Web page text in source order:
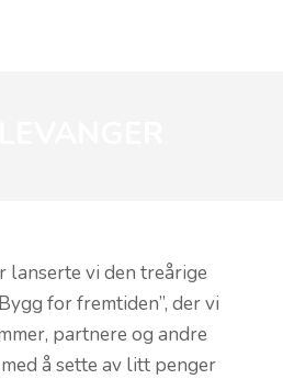
lanserte vi den treårige
for fremtiden”, der vi
partnere og andre
å sette av litt penger